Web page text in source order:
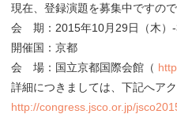
現在、登録演題を募集中ですの
会 期：2015年10月29日（木）-
開催国：京都
会 場：国立京都国際会館（
詳細につきましては、下記へアク
http://congress.jsco.or.jp/